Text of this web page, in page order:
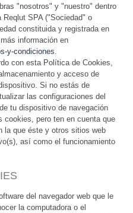
"nosotros" y "nuestro" dentro
SPA ("Sociedad" o
constituida y registrada en
información en
y-condiciones
con esta Política de Cookies,
y acceso de
Si no estás de
las configuraciones del
tu dispositivo de navegación
cookies, pero ten en cuenta que
la que éste y otros sitios web
así como el funcionamiento
del navegador web que le
la computadora o el